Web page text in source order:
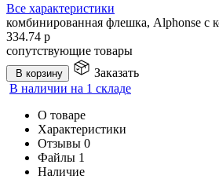
Все характеристики
комбинированная флешка, Alphonse с
334.74 р
сопутствующие товары
В корзину
Заказать
В наличии на 1 складе
О товаре
Характеристики
Отзывы 0
Файлы 1
Наличие